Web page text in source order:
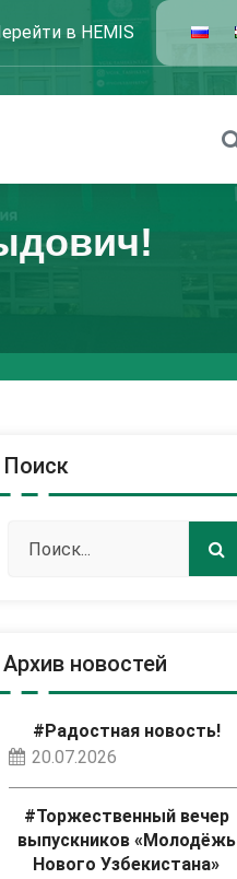
в HEMIS
Поиск
Архив новостей
#Радостная новость!
20.07.2026
#Торжественный вечер
выпускников «Молодёжь
Нового Узбекистана»